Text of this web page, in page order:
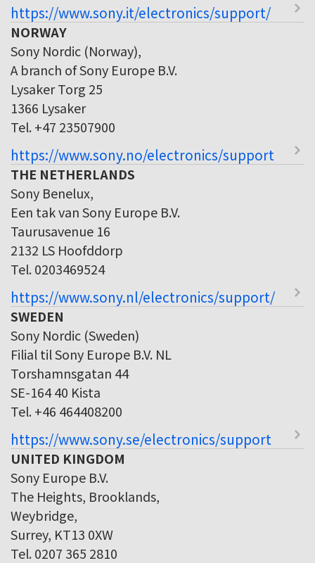
https://www.sony.it/electronics/support/
NORWAY
Sony Nordic (Norway),
A branch of Sony Europe B.V.
Lysaker Torg 25
1366 Lysaker
Tel. +47 23507900
https://www.sony.no/electronics/support
THE NETHERLANDS
Sony Benelux,
Een tak van Sony Europe B.V.
Taurusavenue 16
2132 LS Hoofddorp
Tel. 0203469524
https://www.sony.nl/electronics/support/
SWEDEN
Sony Nordic (Sweden)
Filial til Sony Europe B.V. NL
Torshamnsgatan 44
SE-164 40 Kista
Tel. +46 464408200
https://www.sony.se/electronics/support
UNITED KINGDOM
Sony Europe B.V.
The Heights, Brooklands,
Weybridge,
Surrey, KT13 0XW
Tel. 0207 365 2810